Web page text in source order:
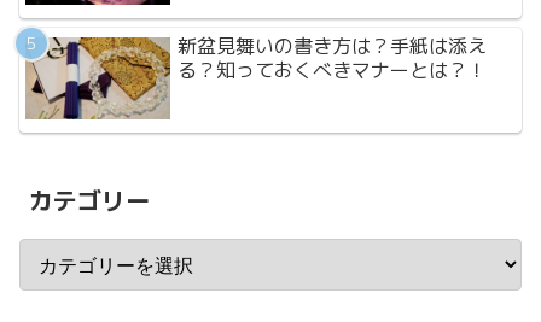
新盆見舞いの書き方は？手紙は添え
る？知っておくべきマナーとは？！
カテゴリー